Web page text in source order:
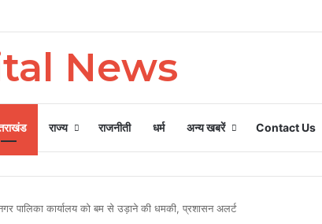
News
राज्य राजनीती धर्म अन्य खबरें Contact Us
पालिका कार्यालय को बम से उड़ाने की धमकी, प्रशासन अलर्ट